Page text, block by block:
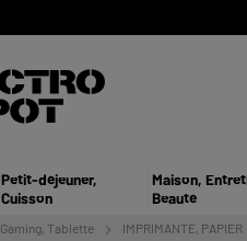
Petit-déjeuner,
Cuisson
Maison,
Beauté
Gaming, Tablette IMPRIMANTE, PAPIER